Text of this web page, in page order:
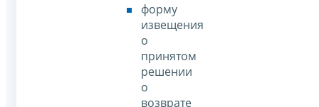
форму
извещения
о
принятом
решении
о
возврате